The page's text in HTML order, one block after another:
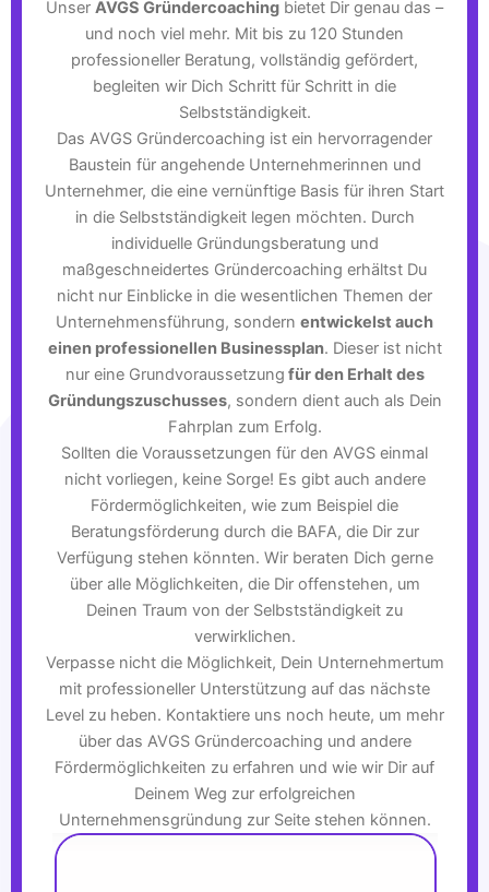
Unser AVGS Gründercoaching bietet Dir genau das –
und noch viel mehr. Mit bis zu 120 Stunden
professioneller Beratung, vollständig gefördert,
begleiten wir Dich Schritt für Schritt in die
Selbstständigkeit.
Das AVGS Gründercoaching ist ein hervorragender
Baustein für angehende Unternehmerinnen und
Unternehmer, die eine vernünftige Basis für ihren Start
in die Selbstständigkeit legen möchten. Durch
individuelle Gründungsberatung und
maßgeschneidertes Gründercoaching erhältst Du
nicht nur Einblicke in die wesentlichen Themen der
Unternehmensführung, sondern entwickelst auch
einen professionellen Businessplan. Dieser ist nicht
nur eine Grundvoraussetzung für den Erhalt des
Gründungszuschusses, sondern dient auch als Dein
Fahrplan zum Erfolg.
Sollten die Voraussetzungen für den AVGS einmal
nicht vorliegen, keine Sorge! Es gibt auch andere
Fördermöglichkeiten, wie zum Beispiel die
Beratungsförderung durch die BAFA, die Dir zur
Verfügung stehen könnten. Wir beraten Dich gerne
über alle Möglichkeiten, die Dir offenstehen, um
Deinen Traum von der Selbstständigkeit zu
verwirklichen.
Verpasse nicht die Möglichkeit, Dein Unternehmertum
mit professioneller Unterstützung auf das nächste
Level zu heben. Kontaktiere uns noch heute, um mehr
über das AVGS Gründercoaching und andere
Fördermöglichkeiten zu erfahren und wie wir Dir auf
Deinem Weg zur erfolgreichen
Unternehmensgründung zur Seite stehen können.